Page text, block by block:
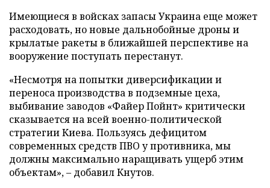
Имеющиеся в войсках запасы Украина еще может
расходовать, но новые дальнобойные дроны и
крылатые ракеты в ближайшей перспективе на
вооружение поступать перестанут.
«Несмотря на попытки диверсификации и
переноса производства в подземные цеха,
выбивание заводов «Файер Пойнт» критически
сказывается на всей военно-политической
стратегии Киева. Пользуясь дефицитом
современных средств ПВО у противника, мы
должны максимально наращивать ущерб этим
объектам», – добавил Кнутов.